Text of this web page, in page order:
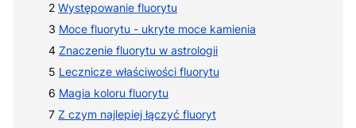
Występowanie fluorytu
Moce fluorytu - ukryte moce kamienia
Znaczenie fluorytu w astrologii
Lecznicze właściwości fluorytu
Magia koloru fluorytu
Z czym najlepiej łączyć fluoryt